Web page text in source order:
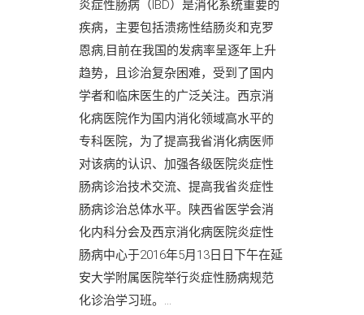
炎症性肠病（IBD）是消化系统重要的
疾病，主要包括溃疡性结肠炎和克罗
恩病,目前在我国的发病率呈逐年上升
趋势，且诊治复杂困难，受到了国内
学者和临床医生的广泛关注。西京消
化病医院作为国内消化领域高水平的
专科医院，为了提高我省消化病医师
对该病的认识、加强各级医院炎症性
肠病诊治技术交流、提高我省炎症性
肠病诊治总体水平。陕西省医学会消
化内科分会及西京消化病医院炎症性
肠病中心于2016年5月13日日下午在延
安大学附属医院举行炎症性肠病规范
化诊治学习班。...